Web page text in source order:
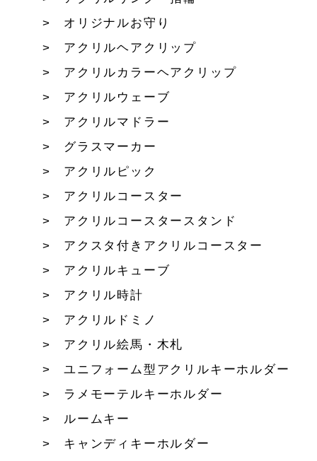
オリジナルお守り
アクリルヘアクリップ
アクリルカラーヘアクリップ
アクリルウェーブ
アクリルマドラー
グラスマーカー
アクリルピック
アクリルコースター
アクリルコースタースタンド
アクスタ付きアクリルコースター
アクリルキューブ
アクリル時計
アクリルドミノ
アクリル絵馬・木札
ユニフォーム型アクリルキーホルダー
ラメモーテルキーホルダー
ルームキー
キャンディキーホルダー